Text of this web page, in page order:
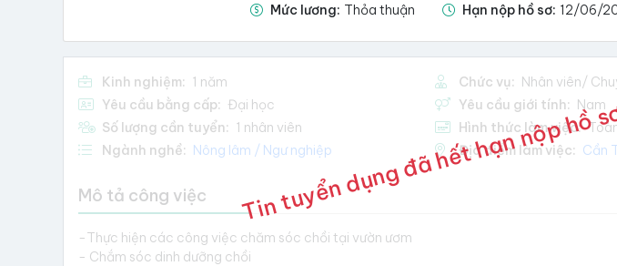
Mức lương: Thỏa thuận Hạn nộp hồ sơ: 12/06/
Kinh nghiệm: 1 năm Chức vụ: Nhân viên/
Yêu cầu bằng cấp: Đại học Yêu cầu giới tính: Nam
Số lượng cần tuyển: 1 nhân viên Hình thức làm việc:
Ngành nghề: Nông lâm / Ngư nghiệp Địa điểm làm việc: Cần
Mô tả công việc
-Thực hiện các công việc chăm sóc chồi tại vườn ươm
- Chắm sóc dinh dưỡng chồi
Tin tuyển dụng đã hết hạn nộp